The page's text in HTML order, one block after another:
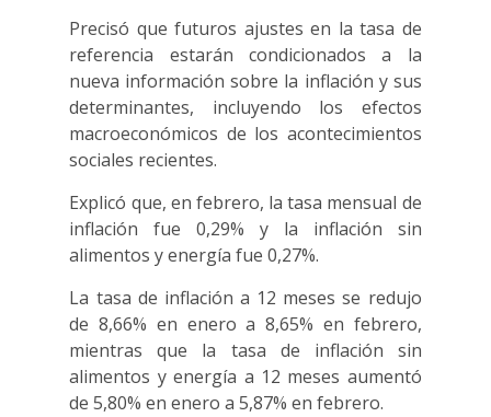
Precisó que futuros ajustes en la tasa de
referencia estarán condicionados a la
nueva información sobre la inflación y sus
determinantes, incluyendo los efectos
macroeconómicos de los acontecimientos
sociales recientes.
Explicó que, en febrero, la tasa mensual de
inflación fue 0,29% y la inflación sin
alimentos y energía fue 0,27%.
La tasa de inflación a 12 meses se redujo
de 8,66% en enero a 8,65% en febrero,
mientras que la tasa de inflación sin
alimentos y energía a 12 meses aumentó
de 5,80% en enero a 5,87% en febrero.